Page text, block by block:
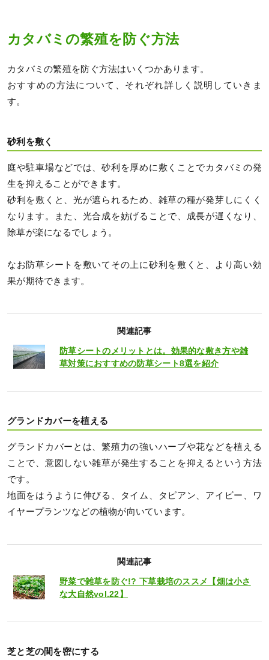
カタバミの繁殖を防ぐ方法
カタバミの繁殖を防ぐ方法はいくつかあります。
おすすめの方法について、それぞれ詳しく説明していきま
す。
砂利を敷く
庭や駐車場などでは、砂利を厚めに敷くことでカタバミの発
生を抑えることができます。
砂利を敷くと、光が遮られるため、雑草の種が発芽しにくく
なります。また、光合成を妨げることで、成長が遅くなり、
除草が楽になるでしょう。
なお防草シートを敷いてその上に砂利を敷くと、より高い効
果が期待できます。
関連記事
防草シートのメリットとは。効果的な敷き方や雑
草対策におすすめの防草シート8選を紹介
グランドカバーを植える
グランドカバーとは、繁殖力の強いハーブや花などを植える
ことで、意図しない雑草が発生することを抑えるという方法
です。
地面をはうように伸びる、タイム、タピアン、アイビー、ワ
イヤープランツなどの植物が向いています。
関連記事
野菜で雑草を防ぐ!? 下草栽培のススメ【畑は小さ
な大自然vol.22】
芝と芝の間を密にする